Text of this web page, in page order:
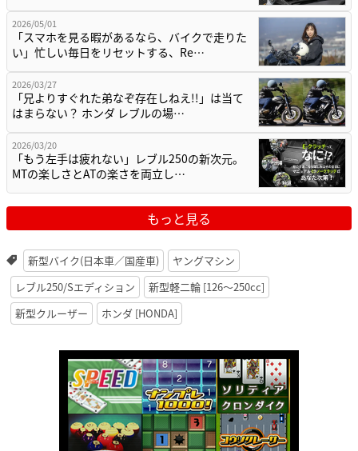
2026/05/01
「スマホを見る暇があるなら、バイクで走りた
い」忙しい毎日をリセットする、Re…
2026/03/27
「兄よりすぐれた弟なぞ存在しねえ!!」は当て
はまらない？ ホンダ レブルの場…
2026/03/20
「もう左手は疲れない」レブル250の新次元。
MTの楽しさとATの楽さを両立し…
もっと見る
新型バイク(日本車／国産車)
ヤングマシン
レブル250/Sエディション
新型軽二輪 [126〜250cc]
新型クルーザー
ホンダ [HONDA]